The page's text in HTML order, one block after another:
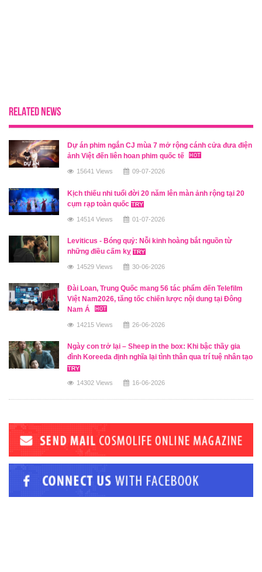
RELATED NEWS
Dự án phim ngắn CJ mùa 7 mở rộng cánh cửa đưa điện
ảnh Việt đến liên hoan phim quốc tế
15641 Views 09-07-2026
Kịch thiếu nhi tuổi đời 20 năm lên màn ảnh rộng tại 20
cụm rạp toàn quốc
14514 Views 01-07-2026
Leviticus - Bóng quỷ: Nỗi kinh hoàng bắt nguồn từ
những điều cấm kỵ
14529 Views 30-06-2026
Đài Loan, Trung Quốc mang 56 tác phẩm đến Telefilm
Việt Nam2026, tăng tốc chiến lược nội dung tại Đông
Nam Á
14215 Views 26-06-2026
Ngày con trở lại – Sheep in the box: Khi bậc thầy gia
đình Koreeda định nghĩa lại tình thân qua trí tuệ nhân tạo
14302 Views 16-06-2026